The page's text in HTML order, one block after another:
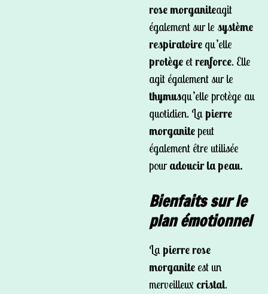
rose morganiteagit
également sur le système
respiratoire qu’elle
protège et renforce. Elle
agit également sur le
thymusqu’elle protège au
quotidien. La pierre
morganite peut
également être utilisée
pouradoucir la peau.
Bienfaits sur le
plan émotionnel
La pierre rose
morganite est un
merveilleux cristal.